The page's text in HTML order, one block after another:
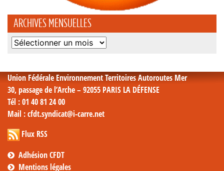
ARCHIVES MENSUELLES
Archives
Union Fédérale Environnement Territoires Autoroutes Mer
30, passage de l’Arche – 92055 PARIS LA DÉFENSE
Tél : 01 40 81 24 00
Mail : cfdt.syndicat@i-carre.net
Flux RSS
Adhésion CFDT
Mentions légales